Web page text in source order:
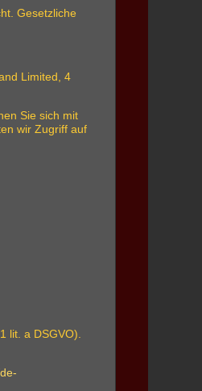
Gesetzliche
Limited, 4
Sie sich mit
wir Zugriff auf
lit. a DSGVO).